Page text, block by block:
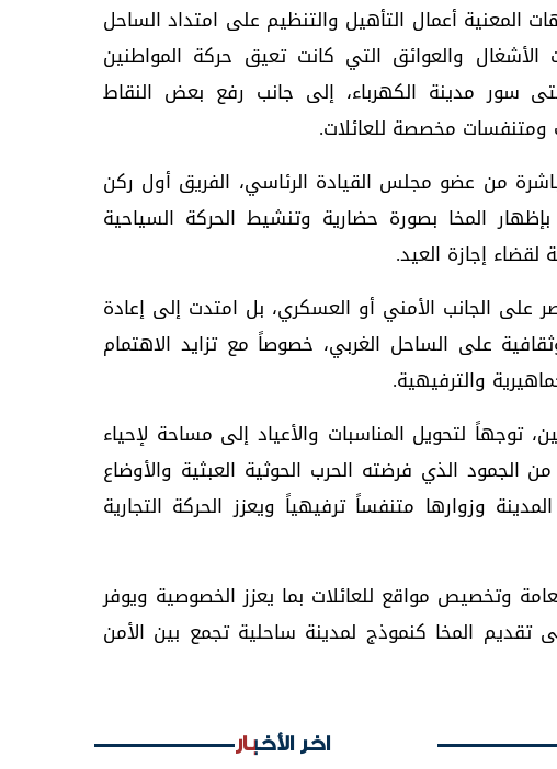
المعنية أعمال التأهيل والتنظيم على امتداد الساحل
والعوائق التي كانت تعيق حركة المواطنين
سور مدينة الكهرباء، إلى جانب رفع بعض النقاط
ومتنفسات مخصصة للعائلات.
من عضو مجلس القيادة الرئاسي، الفريق أول ركن
المخا بصورة حضارية وتنشيط الحركة السياحية
إجازة العيد.
على الجانب الأمني أو العسكري، بل امتدت إلى إعادة
على الساحل الغربي، خصوصاً مع تزايد الاهتمام
والترفيهية.
لتحويل المناسبات والأعياد إلى مساحة لإحياء
الجمود الذي فرضته الحرب الحوثية العبثية والأوضاع
وزوارها متنفساً ترفيهياً ويعزز الحركة التجارية
وتخصيص مواقع للعائلات بما يعزز الخصوصية ويوفر
المخا كنموذج لمدينة ساحلية تجمع بين الأمن
اخر الأخبار